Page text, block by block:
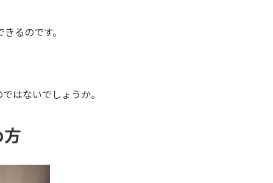
るのです。
はないでしょうか。